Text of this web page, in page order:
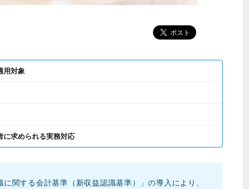
用対象
に求められる実務対応
関する会計基準（新収益認識基準）」の導入により、